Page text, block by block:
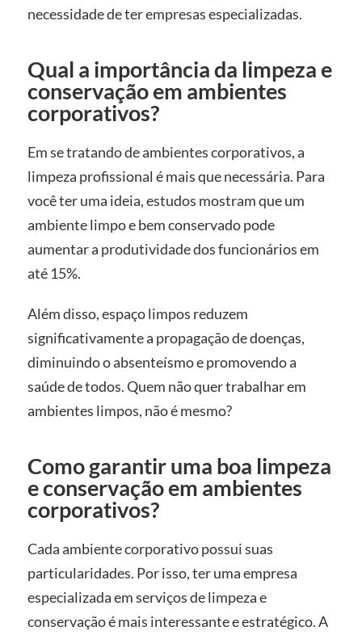
necessidade de ter empresas especializadas.
Qual a importância da limpeza e
conservação em ambientes
corporativos?
Em se tratando de ambientes corporativos, a
limpeza profissional é mais que necessária. Para
você ter uma ideia, estudos mostram que um
ambiente limpo e bem conservado pode
aumentar a produtividade dos funcionários em
até 15%.
Além disso, espaço limpos reduzem
significativamente a propagação de doenças,
diminuindo o absenteísmo e promovendo a
saúde de todos. Quem não quer trabalhar em
ambientes limpos, não é mesmo?
Como garantir uma boa limpeza
e conservação em ambientes
corporativos?
Cada ambiente corporativo possui suas
particularidades. Por isso, ter uma empresa
especializada em serviços de limpeza e
conservação é mais interessante e estratégico. A